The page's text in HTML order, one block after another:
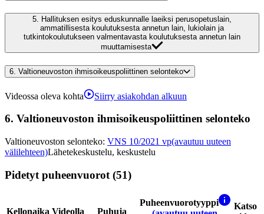
5. Hallituksen esitys eduskunnalle laeiksi perusopetuslain,
ammatillisesta koulutuksesta annetun lain, lukiolain ja
tutkintokoulutukseen valmentavasta koulutuksesta annetun lain
muuttamisesta
6. Valtioneuvoston ihmisoikeuspoliittinen selonteko
Videossa oleva kohta Siirry asiakohdan alkuun
6. Valtioneuvoston ihmisoikeuspoliittinen selonteko
Valtioneuvoston selonteko: VNS 10/2021 vp(avautuu uuteen
välilehteen)Lähetekeskustelu, keskustelu
Pidetyt puheenvuorot (51)
Kellonaika Videolla Puhuja
Puheenvuorotyyppi
Katso